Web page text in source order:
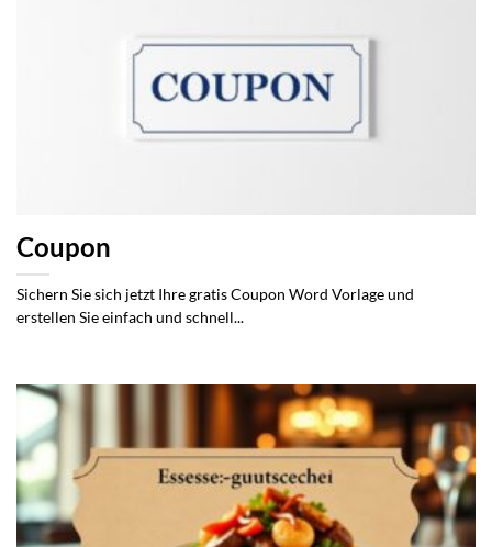
Coupon
Sichern Sie sich jetzt Ihre gratis Coupon Word Vorlage und
erstellen Sie einfach und schnell...